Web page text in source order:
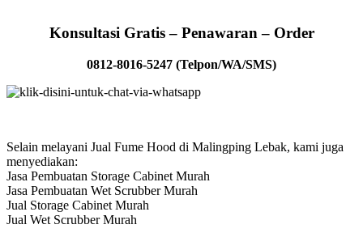
Konsultasi Gratis – Penawaran – Order
0812-8016-5247 (Telpon/WA/SMS)
Selain melayani Jual Fume Hood di Malingping Lebak, kami juga
menyediakan:
Jasa Pembuatan Storage Cabinet Murah
Jasa Pembuatan Wet Scrubber Murah
Jual Storage Cabinet Murah
Jual Wet Scrubber Murah